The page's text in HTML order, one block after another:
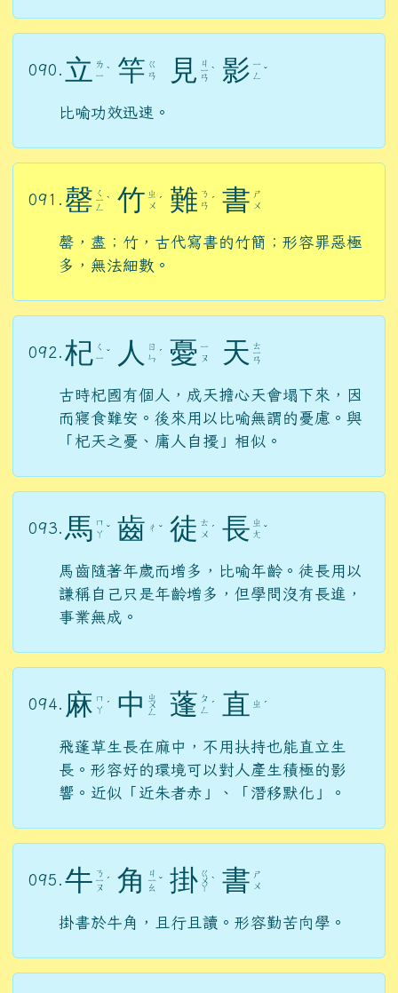
090. 立 ㄌ
ㄧ ˋ 竿 ㄍ
ㄢ
見 ㄐ
ㄧ
ㄢ
ˋ 影 ㄧ
ㄥ ˇ
比喻功效迅速。
091. 罄 ㄑ
ㄧ
ㄥ
ˋ 竹 ㄓ
ㄨ ˊ 難 ㄋ
ㄢ ˊ 書 ㄕ
ㄨ
罄，盡；竹，古代寫書的竹簡；形容罪惡極
多，無法細數。
092. 杞 ㄑ
ㄧ ˇ 人
ㄖ
ㄣ ˊ 憂 ㄧ
ㄡ
天 ㄊ
ㄧ
ㄢ
古時杞國有個人，成天擔心天會塌下來，因
而寢食難安。後來用以比喻無謂的憂慮。與
「杞天之憂、庸人自擾」相似。
093. 馬 ㄇ
ㄚ ˇ 齒 ㄔ ˇ 徒 ㄊ
ㄨ ˊ 長 ㄓ
ㄤ ˇ
馬齒隨著年歲而增多，比喻年齡。徒長用以
謙稱自己只是年齡增多，但學問沒有長進，
事業無成。
094. 麻 ㄇ
ㄚ ˊ 中 ㄓ
ㄨ
ㄥ 蓬 ㄆ
ㄥ
ˊ 直 ㄓ ˊ
飛蓬草生長在麻中，不用扶持也能直立生
長。形容好的環境可以對人產生積極的影
響。近似「近朱者赤」、「潛移默化」。
095. 牛 ㄋ
ㄧ
ㄡ
ˊ 角 ㄐ
ㄧ
ㄠ
ˇ 掛 ㄍ
ㄨ
ㄚ
ˋ 書 ㄕ
ㄨ
掛書於牛角，且行且讀。形容勤苦向學。